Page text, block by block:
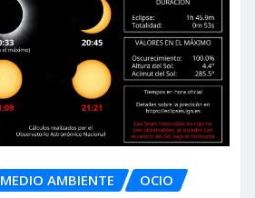
MEDIO AMBIENTE OCIO